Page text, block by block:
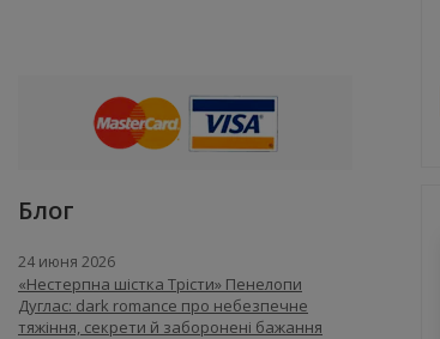
Блог
24 июня 2026
«Нестерпна шістка Трісти» Пенелопи
Дуглас: dark romance про небезпечне
тяжіння, секрети й заборонені бажання